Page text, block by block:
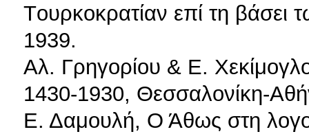
Tουρκοκρατίαν επί τη βάσει
1939.
Αλ. Γρηγορίου & Ε.
1430-1930, Θεσσαλονίκη-
Ε. Δαμουλή, Ο Άθως στη